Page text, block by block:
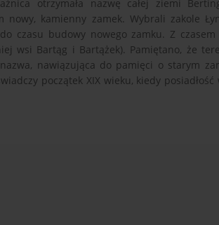
otrzymała nazwę całej ziemi
kamienny zamek. Wybrali zakole
czasu budowy nowego zamku. Z czasem
wsi Bartąg i Bartążek). Pamiętano, że
nawiązująca do pamięci o starym
początek XIX wieku, kiedy